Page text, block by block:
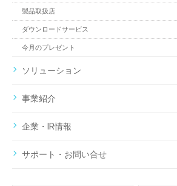
製品取扱店
ダウンロードサービス
今月のプレゼント
ソリューション
事業紹介
企業・IR情報
サポート・お問い合せ